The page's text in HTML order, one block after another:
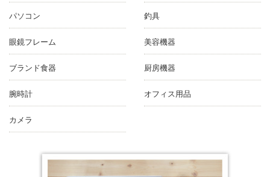
パソコン
眼鏡フレーム
ブランド食器
腕時計
カメラ
釣具
美容機器
厨房機器
オフィス用品